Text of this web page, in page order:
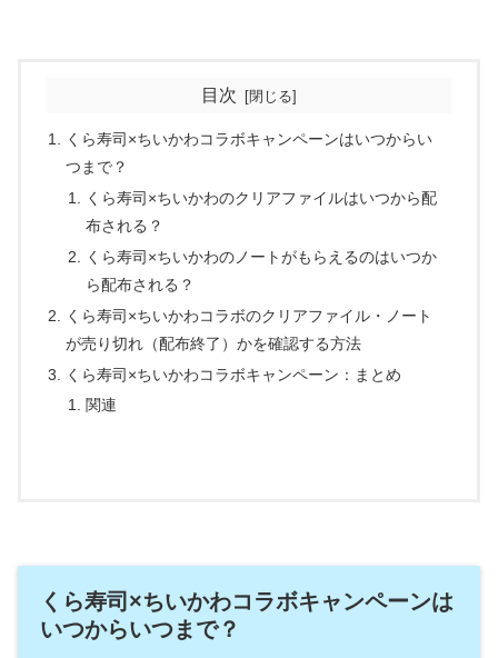
目次
くら寿司×ちいかわコラボキャンペーンはいつからい
つまで？
くら寿司×ちいかわのクリアファイルはいつから配
布される？
くら寿司×ちいかわのノートがもらえるのはいつか
ら配布される？
くら寿司×ちいかわコラボのクリアファイル・ノート
が売り切れ（配布終了）かを確認する方法
くら寿司×ちいかわコラボキャンペーン：まとめ
関連
くら寿司×ちいかわコラボキャンペーンは
いつからいつまで？